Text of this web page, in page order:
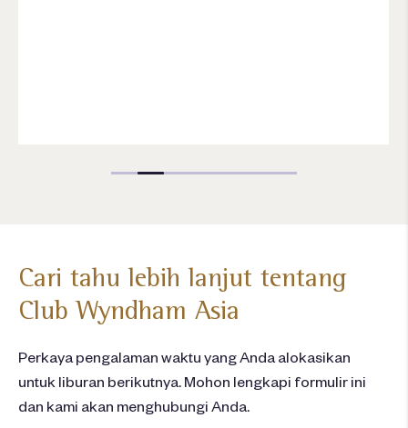
Cari tahu lebih lanjut tentang
Club Wyndham Asia
Perkaya pengalaman waktu yang Anda alokasikan
untuk liburan berikutnya. Mohon lengkapi formulir ini
dan kami akan menghubungi Anda.